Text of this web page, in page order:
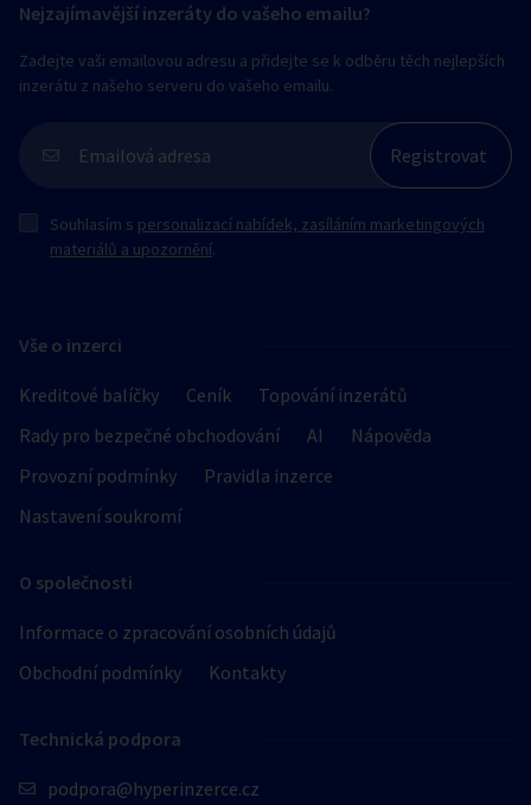
Vše o inzerci
Kreditové balíčky Ceník
Topování inzerátů
Rady pro bezpečné obchodování
AI
Nápověda
Provozní podmínky
Pravidla inzerce
Nastavení soukromí
O společnosti
Informace o zpracování osobních údajů
Obchodní podmínky
Kontakty
Technická podpora
podpora@hyperinzerce.cz
Nejzajímavější inzeráty do vašeho emailu?
Zadejte vaši emailovou adresu a přidejte se k odběru těch nejlepších
inzerátu z našeho serveru do vašeho emailu.
Souhlasím s personalizací nabídek, zasíláním marketingových
materiálů a upozornění.